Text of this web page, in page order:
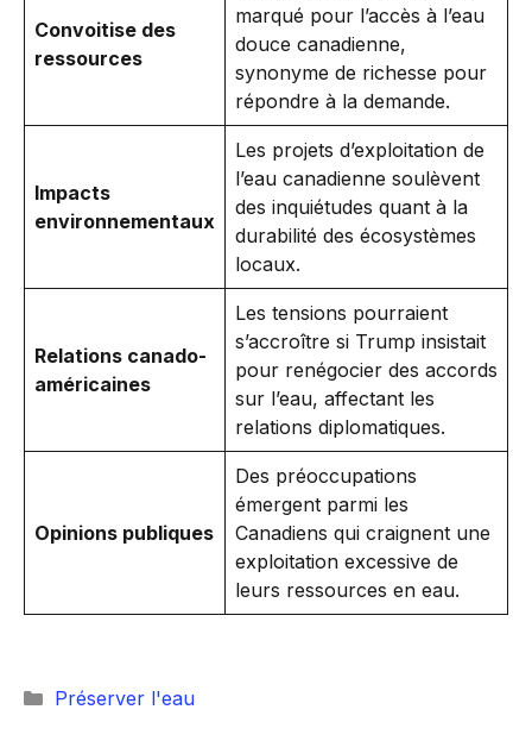
Convoitise des
ressources
marqué pour l’accès à l’eau
douce canadienne,
synonyme de richesse pour
répondre à la demande.
Impacts
environnementaux
Les projets d’exploitation de
l’eau canadienne soulèvent
des inquiétudes quant à la
durabilité des écosystèmes
locaux.
Relations canado-
américaines
Les tensions pourraient
s’accroître si Trump insistait
pour renégocier des accords
sur l’eau, affectant les
relations diplomatiques.
Opinions publiques
Des préoccupations
émergent parmi les
Canadiens qui craignent une
exploitation excessive de
leurs ressources en eau.
Catégories
Préserver l'eau